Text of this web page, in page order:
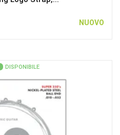
NUOVO
DISPONIBILE